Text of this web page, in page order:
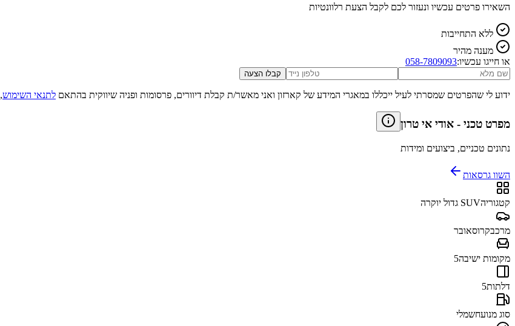
השאירו פרטים עכשיו ונעזור לכם לקבל הצעת רלוונטיות
ללא התחייבות
מענה מהיר
או חייגו עכשיו:058-7809093
קבלו הצעה
ידוע לי שהפרטים שמסרתי לעיל ייכללו במאגרי המידע של קארזון ואני מאשר/ת קבלת דיוורים, פרסומות ופניה שיווקית בהתאם לתנאי השימוש,
מפרט טכני - אודי אי טרון
נתונים טכניים, ביצועים ומידות
השוו גרסאות
קטגוריהSUV גדול יוקרה
מרכבקרוסאובר
מקומות ישיבה5
דלתות5
סוג מנועחשמלי